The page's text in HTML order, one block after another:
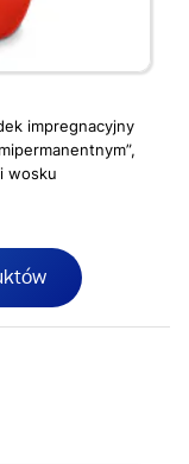
impregnacyjny
wosku